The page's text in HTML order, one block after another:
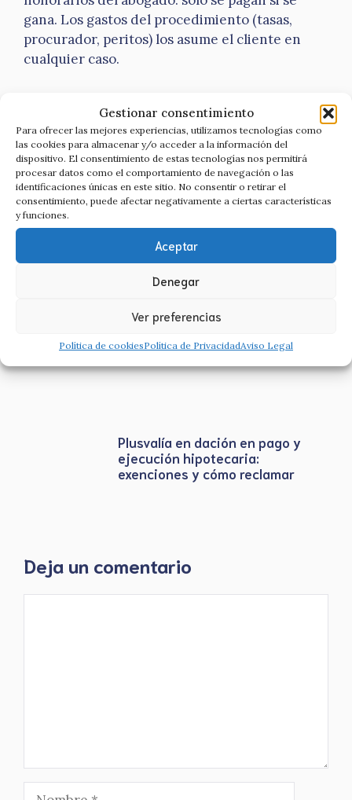
Gestionar consentimiento
Para ofrecer las mejores experiencias, utilizamos tecnologías como
las cookies para almacenar y/o acceder a la información del
dispositivo. El consentimiento de estas tecnologías nos permitirá
procesar datos como el comportamiento de navegación o las
identificaciones únicas en este sitio. No consentir o retirar el
consentimiento, puede afectar negativamente a ciertas características
y funciones.
Aceptar
Denegar
Ver preferencias
Política de cookiesPolítica de PrivacidadAviso Legal
gana. Los gastos del procedimiento (tasas,
procurador, peritos) los asume el cliente en
cualquier caso.
Sí. Estuvo prohibida por el código deontológico
de la abogacía, pero el Tribunal Supremo anuló
esa prohibición en 2008 y hoy está permitida y
regulada.
¿Qué pasa si pierdo el caso?
No pagas los honorarios del abogado, pero sí
habrás asumido los gastos del procedimiento, y
puede haber condena en costas. Por eso solo se
Plusvalía en dación en pago y
ejecución hipotecaria:
exenciones y cómo reclamar
Deja un comentario
Nombre